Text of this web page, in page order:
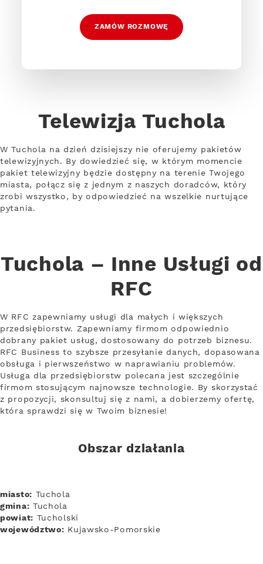
ZAMÓW ROZMOWĘ
Telewizja Tuchola
W Tuchola na dzień dzisiejszy nie oferujemy pakietów
telewizyjnych. By dowiedzieć się, w którym momencie
pakiet telewizyjny będzie dostępny na terenie Twojego
miasta, połącz się z jednym z naszych doradców, który
zrobi wszystko, by odpowiedzieć na wszelkie nurtujące
pytania.
Tuchola – Inne Usługi od
RFC
W RFC zapewniamy usługi dla małych i większych
przedsiębiorstw. Zapewniamy firmom odpowiednio
dobrany pakiet usług, dostosowany do potrzeb biznesu.
RFC Business to szybsze przesyłanie danych, dopasowana
obsługa i pierwszeństwo w naprawianiu problemów.
Usługa dla przedsiębiorstw polecana jest szczególnie
firmom stosującym najnowsze technologie. By skorzystać
z propozycji, skonsultuj się z nami, a dobierzemy ofertę,
która sprawdzi się w Twoim biznesie!
Obszar działania
miasto: Tuchola
gmina: Tuchola
powiat: Tucholski
województwo: Kujawsko-Pomorskie